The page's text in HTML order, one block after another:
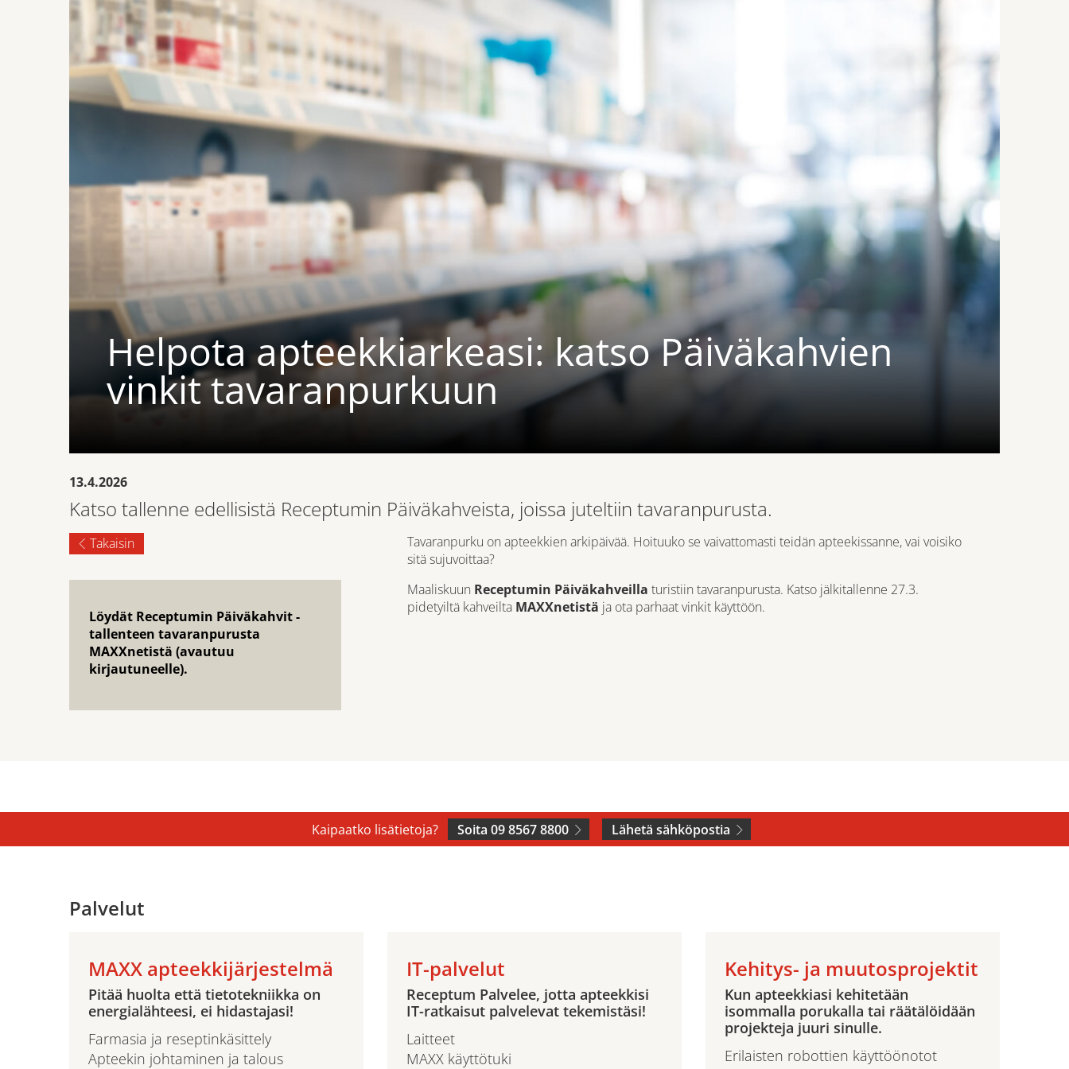
Helpota apteekkiarkeasi: katso Päiväkahvien
vinkit tavaranpurkuun
13.4.2026
Katso tallenne edellisistä Receptumin Päiväkahveista, joissa juteltiin tavaranpurusta.
Takaisin
Löydät Receptumin Päiväkahvit -
tallenteen tavaranpurusta
MAXXnetistä (avautuu
kirjautuneelle).
Tavaranpurku on apteekkien arkipäivää. Hoituuko se vaivattomasti teidän apteekissanne, vai voisiko
sitä sujuvoittaa?
Maaliskuun Receptumin Päiväkahveilla turistiin tavaranpurusta. Katso jälkitallenne 27.3.
pidetyiltä kahveilta MAXXnetistä ja ota parhaat vinkit käyttöön.
Kaipaatko lisätietoja? Soita 09 8567 8800 Lähetä sähköpostia
Palvelut
MAXX apteekkijärjestelmä
Pitää huolta että tietotekniikka on
energialähteesi, ei hidastajasi!
Farmasia ja reseptinkäsittely
Apteekin johtaminen ja talous
IT-palvelut
Receptum Palvelee, jotta apteekkisi
IT-ratkaisut palvelevat tekemistäsi!
Laitteet
MAXX käyttötuki
Kehitys- ja muutosprojektit
Kun apteekkiasi kehitetään
isommalla porukalla tai räätälöidään
projekteja juuri sinulle.
Erilaisten robottien käyttöönotot